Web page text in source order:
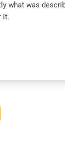
what was
it.